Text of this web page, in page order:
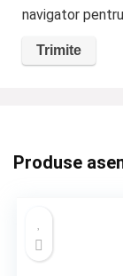
navigator
Produse